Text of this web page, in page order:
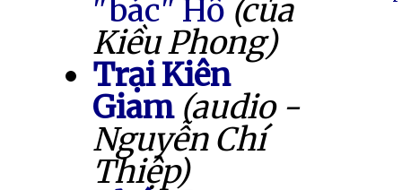
"bác" Hồ (của
Kiều Phong)
Trại Kiên
Giam (audio -
Nguyễn Chí
Thiệp)